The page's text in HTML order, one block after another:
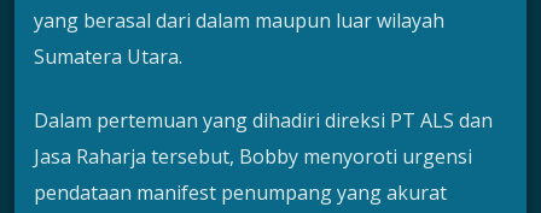
yang berasal dari dalam maupun luar wilayah
Sumatera Utara.
Dalam pertemuan yang dihadiri direksi PT ALS dan
Jasa Raharja tersebut, Bobby menyoroti urgensi
pendataan manifest penumpang yang akurat